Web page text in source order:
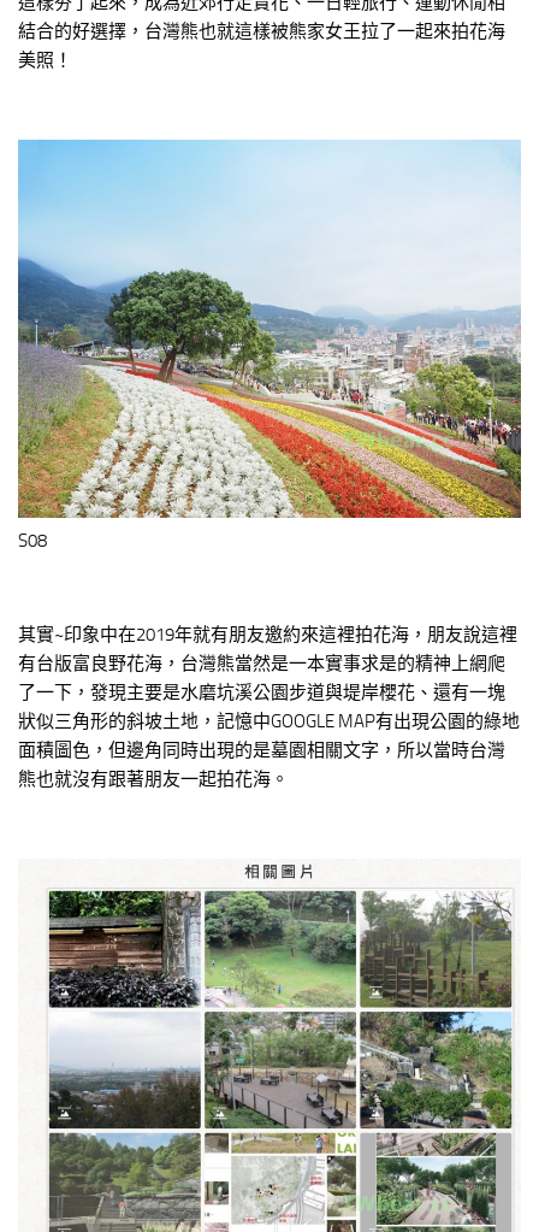
結合的好選擇，台灣熊也就這樣被熊家女王拉了一起來拍花海
美照！
S08
其實~印象中在2019年就有朋友邀約來這裡拍花海，朋友說這裡
有台版富良野花海，台灣熊當然是一本實事求是的精神上網爬
了一下，發現主要是水磨坑溪公園步道與堤岸櫻花、還有一塊
狀似三角形的斜坡土地，記憶中GOOGLE MAP有出現公園的綠地
面積圖色，但邊角同時出現的是墓園相關文字，所以當時台灣
熊也就沒有跟著朋友一起拍花海。